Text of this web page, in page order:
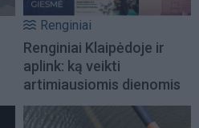
Renginiai
Renginiai Klaipėdoje ir
aplink: ką veikti
artimiausiomis dienomis